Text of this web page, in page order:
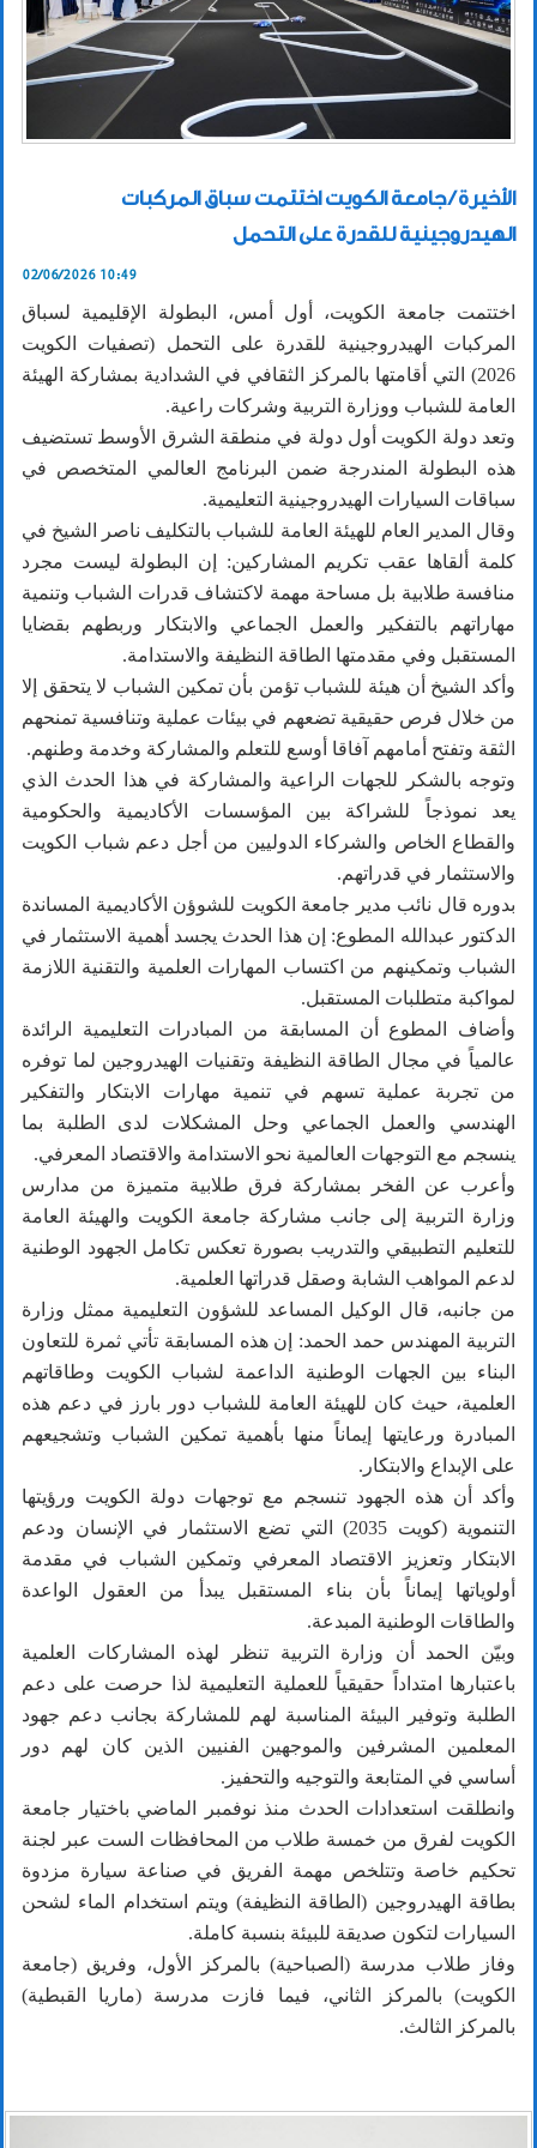
الأخيرة / جامعة الكويت اختتمت سباق المركبات
الهيدروجينية للقدرة على التحمل
02/06/2026 10:49
اختتمت جامعة الكويت، أول أمس، البطولة الإقليمية لسباق
المركبات الهيدروجينية للقدرة على التحمل (تصفيات الكويت
2026) التي أقامتها بالمركز الثقافي في الشدادية بمشاركة الهيئة
العامة للشباب ووزارة التربية وشركات راعية.
وتعد دولة الكويت أول دولة في منطقة الشرق الأوسط تستضيف
هذه البطولة المندرجة ضمن البرنامج العالمي المتخصص في
سباقات السيارات الهيدروجينية التعليمية.
وقال المدير العام للهيئة العامة للشباب بالتكليف ناصر الشيخ في
كلمة ألقاها عقب تكريم المشاركين: إن البطولة ليست مجرد
منافسة طلابية بل مساحة مهمة لاكتشاف قدرات الشباب وتنمية
مهاراتهم بالتفكير والعمل الجماعي والابتكار وربطهم بقضايا
المستقبل وفي مقدمتها الطاقة النظيفة والاستدامة.
وأكد الشيخ أن هيئة للشباب تؤمن بأن تمكين الشباب لا يتحقق إلا
من خلال فرص حقيقية تضعهم في بيئات عملية وتنافسية تمنحهم
الثقة وتفتح أمامهم آفاقا أوسع للتعلم والمشاركة وخدمة وطنهم.
وتوجه بالشكر للجهات الراعية والمشاركة في هذا الحدث الذي
يعد نموذجاً للشراكة بين المؤسسات الأكاديمية والحكومية
والقطاع الخاص والشركاء الدوليين من أجل دعم شباب الكويت
والاستثمار في قدراتهم.
بدوره قال نائب مدير جامعة الكويت للشوؤن الأكاديمية المساندة
الدكتور عبدالله المطوع: إن هذا الحدث يجسد أهمية الاستثمار في
الشباب وتمكينهم من اكتساب المهارات العلمية والتقنية اللازمة
لمواكبة متطلبات المستقبل.
وأضاف المطوع أن المسابقة من المبادرات التعليمية الرائدة
عالمياً في مجال الطاقة النظيفة وتقنيات الهيدروجين لما توفره
من تجربة عملية تسهم في تنمية مهارات الابتكار والتفكير
الهندسي والعمل الجماعي وحل المشكلات لدى الطلبة بما
ينسجم مع التوجهات العالمية نحو الاستدامة والاقتصاد المعرفي.
وأعرب عن الفخر بمشاركة فرق طلابية متميزة من مدارس
وزارة التربية إلى جانب مشاركة جامعة الكويت والهيئة العامة
للتعليم التطبيقي والتدريب بصورة تعكس تكامل الجهود الوطنية
لدعم المواهب الشابة وصقل قدراتها العلمية.
من جانبه، قال الوكيل المساعد للشؤون التعليمية ممثل وزارة
التربية المهندس حمد الحمد: إن هذه المسابقة تأتي ثمرة للتعاون
البناء بين الجهات الوطنية الداعمة لشباب الكويت وطاقاتهم
العلمية، حيث كان للهيئة العامة للشباب دور بارز في دعم هذه
المبادرة ورعايتها إيماناً منها بأهمية تمكين الشباب وتشجيعهم
على الإبداع والابتكار.
وأكد أن هذه الجهود تنسجم مع توجهات دولة الكويت ورؤيتها
التنموية (كويت 2035) التي تضع الاستثمار في الإنسان ودعم
الابتكار وتعزيز الاقتصاد المعرفي وتمكين الشباب في مقدمة
أولوياتها إيماناً بأن بناء المستقبل يبدأ من العقول الواعدة
والطاقات الوطنية المبدعة.
وبيّن الحمد أن وزارة التربية تنظر لهذه المشاركات العلمية
باعتبارها امتداداً حقيقياً للعملية التعليمية لذا حرصت على دعم
الطلبة وتوفير البيئة المناسبة لهم للمشاركة بجانب دعم جهود
المعلمين المشرفين والموجهين الفنيين الذين كان لهم دور
أساسي في المتابعة والتوجيه والتحفيز.
وانطلقت استعدادات الحدث منذ نوفمبر الماضي باختيار جامعة
الكويت لفرق من خمسة طلاب من المحافظات الست عبر لجنة
تحكيم خاصة وتتلخص مهمة الفريق في صناعة سيارة مزدوة
بطاقة الهيدروجين (الطاقة النظيفة) ويتم استخدام الماء لشحن
السيارات لتكون صديقة للبيئة بنسبة كاملة.
وفاز طلاب مدرسة (الصباحية) بالمركز الأول، وفريق (جامعة
الكويت) بالمركز الثاني، فيما فازت مدرسة (ماريا القبطية)
بالمركز الثالث.